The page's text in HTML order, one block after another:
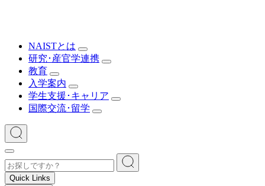
NAISTとは
研究･産官学連携
教育
入学案内
学生支援･キャリア
国際交流･留学
Quick Links